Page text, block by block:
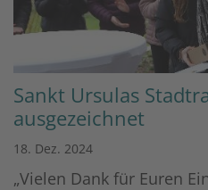
Sankt Ursulas
ausgezeichnet
18. Dez. 2024
„Vielen Dank für Euren